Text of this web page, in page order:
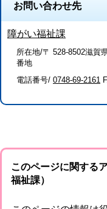
お問い合わせ先
障がい福祉課
所在地/〒 528-8502滋賀
番地
電話番号/ 0748-69-2161
このページに関する
福祉課）